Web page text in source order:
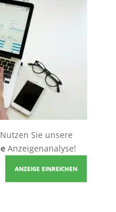
Sie unsere
Anzeigenanalyse!
ANZEIGE EINREICHEN